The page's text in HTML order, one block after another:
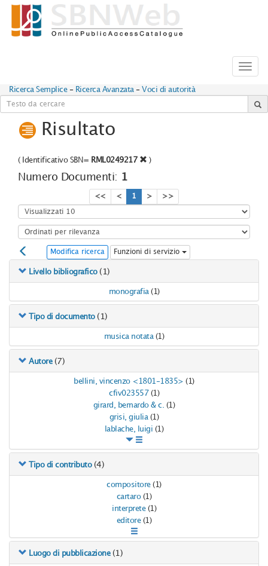
Ricerca Semplice - Ricerca Avanzata - Voci di autorità
Risultato
( Identificativo SBN= RML0249217 )
Numero Documenti: 1
<< < 1 > >>
Modifica ricerca Funzioni di servizio
Livello bibliografico (1)
monografia (1)
Tipo di documento (1)
musica notata (1)
Autore (7)
bellini, vincenzo <1801-1835> (1)
cfiv023557 (1)
girard, bernardo & c. (1)
grisi, giulia (1)
lablache, luigi (1)
Tipo di contributo (4)
compositore (1)
cartaro (1)
interprete (1)
editore (1)
Luogo di pubblicazione (1)